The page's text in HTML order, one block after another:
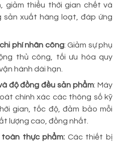
giảm thiểu thời gian chết và
sản xuất hàng loạt, đáp ứng
phí nhân công: Giảm sự phụ
thủ công, tối ưu hóa quy
hành dài hạn.
độ đồng đều sản phẩm: Máy
chính xác các thông số kỹ
gian, tốc độ, đảm bảo mỗi
lượng cao, đồng nhất.
thực phẩm: Các thiết bị